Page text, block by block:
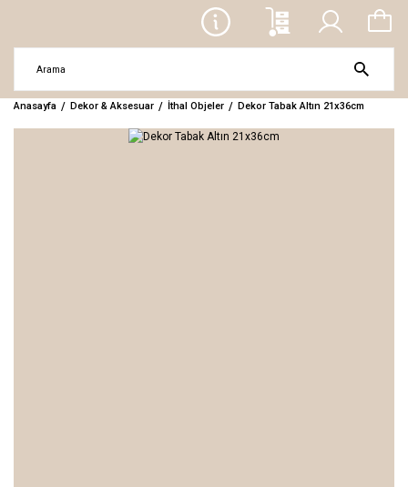
Anasayfa Dekor & Aksesuar İthal Objeler Dekor Tabak Altın 21x36cm